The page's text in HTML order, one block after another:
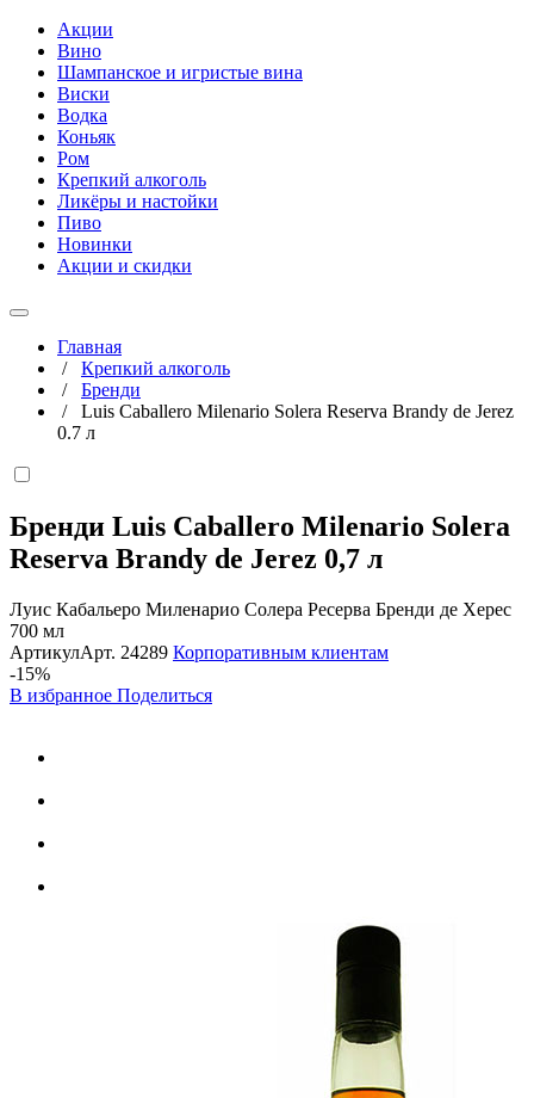
Акции
Вино
Шампанское и игристые вина
Виски
Водка
Коньяк
Ром
Крепкий алкоголь
Ликёры и настойки
Пиво
Новинки
Акции и скидки
Главная
/ Крепкий алкоголь
/ Бренди
/ Luis Caballero Milenario Solera Reserva Brandy de Jerez
0.7 л
Бренди Luis Caballero Milenario Solera
Reserva Brandy de Jerez 0,7 л
Луис Кабальеро Миленарио Солера Ресерва Бренди де Хереc
700 мл
АртикулАрт. 24289 Корпоративным клиентам
-15%
В избранное Поделиться